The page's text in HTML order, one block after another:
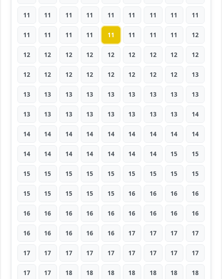
11 11 11 11 11 11 11 11 11
11 11 11 11 11 11 11 11 12
12 12 12 12 12 12 12 12 12
12 12 12 12 12 12 12 12 13
13 13 13 13 13 13 13 13 13
13 13 13 13 13 13 13 13 14
14 14 14 14 14 14 14 14 14
14 14 14 14 14 14 14 15 15
15 15 15 15 15 15 15 15 15
15 15 15 15 15 16 16 16 16
16 16 16 16 16 16 16 16 16
16 16 16 16 16 17 17 17 17
17 17 17 17 17 17 17 17 17
17 17 18 18 18 18 18 18 18